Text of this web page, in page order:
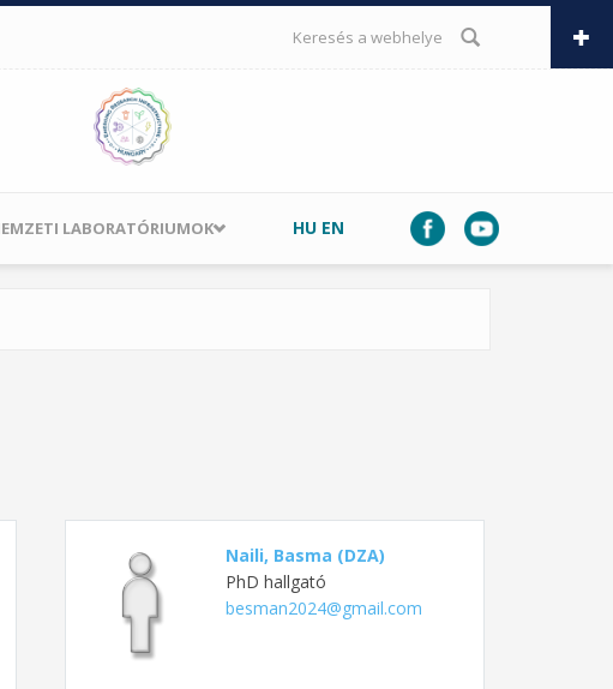
KERESÉS ŰRLAP
LABORATÓRIUMOK HU EN
Naili, Basma (DZA)
PhD hallgató
besman2024@gmail.com